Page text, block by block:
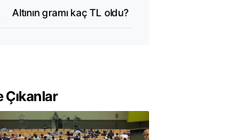
Altının gramı kaç TL oldu?
Çıkanlar